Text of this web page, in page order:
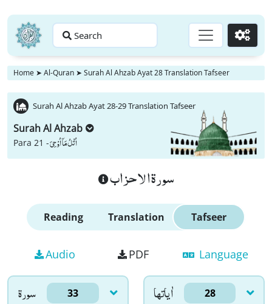
Search Go
Home ➤ Al-Quran ➤ Surah Al Ahzab Ayat 28 Translation Tafseer
Surah Al Ahzab Ayat 28-29 Translation Tafseer
Surah Al Ahzab
Para 21 -اُتْلُ مَاۤ اُوْحِیَ
سورة الاحزاب
Reading Translation Tafseer
Audio PDF Language
سورۃ 33 اٰياتها 28